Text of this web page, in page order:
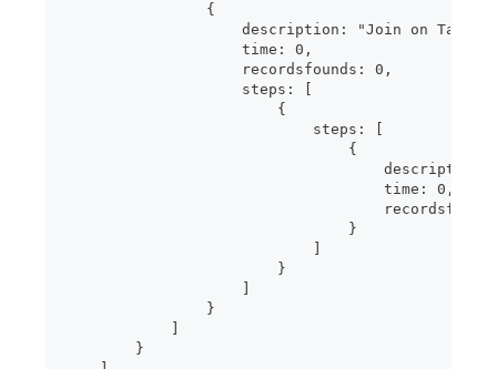
                {
description: "Join on Table
                    time: 0,
                    recordsfounds: 0,
                    steps: [
                        {
                            steps: [
                                {
                                    time: 0,
                                }
                        }
                }
        }